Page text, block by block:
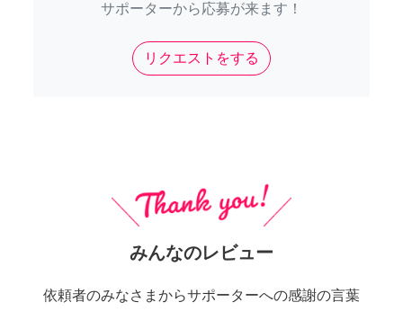
サポーターから応募が来ます！
リクエストをする
みんなのレビュー
依頼者のみなさまからサポーターへの感謝の言葉